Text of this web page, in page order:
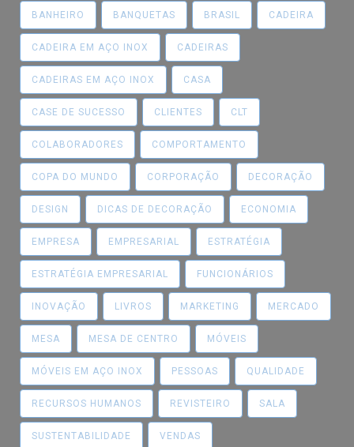
BANHEIRO BANQUETAS BRASIL CADEIRA
CADEIRA EM AÇO INOX CADEIRAS
CADEIRAS EM AÇO INOX CASA
CASE DE SUCESSO CLIENTES CLT
COLABORADORES COMPORTAMENTO
COPA DO MUNDO CORPORAÇÃO DECORAÇÃO
DESIGN DICAS DE DECORAÇÃO ECONOMIA
EMPRESA EMPRESARIAL ESTRATÉGIA
ESTRATÉGIA EMPRESARIAL FUNCIONÁRIOS
INOVAÇÃO LIVROS MARKETING MERCADO
MESA MESA DE CENTRO MÓVEIS
MÓVEIS EM AÇO INOX PESSOAS QUALIDADE
RECURSOS HUMANOS REVISTEIRO SALA
SUSTENTABILIDADE VENDAS